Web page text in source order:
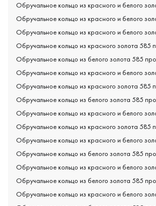
Обручальное кольцо из красного и белого
Обручальное кольцо из красного и белого
Обручальное кольцо из красного и белого
Обручальное кольцо из красного золота 585
Обручальное кольцо из белого золота 585
Обручальное кольцо из красного и белого
Обручальное кольцо из красного золота 585
Обручальное кольцо из белого золота 585
Обручальное кольцо из красного и белого
Обручальное кольцо из красного золота 585
Обручальное кольцо из красного и белого
Обручальное кольцо из белого золота 585
Обручальное кольцо из красного и белого
Обручальное кольцо из белого золота 585
Обручальное кольцо из красного и белого